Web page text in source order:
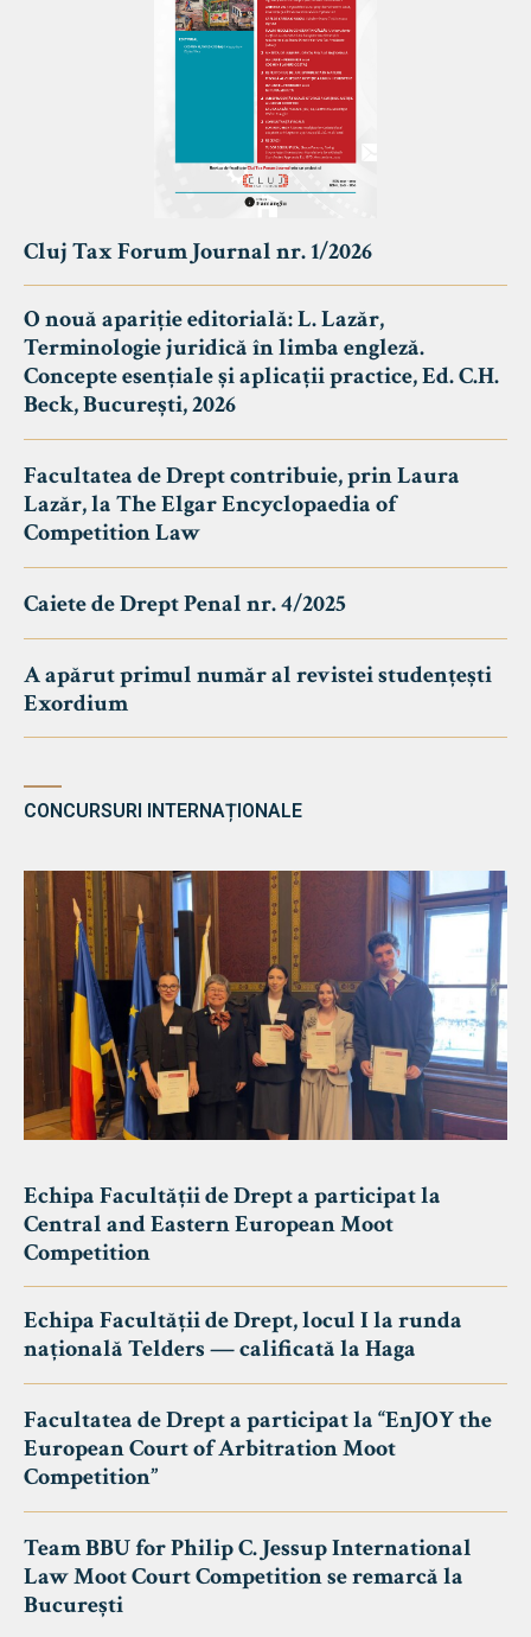
Cluj Tax Forum Journal nr. 1/2026
O nouă apariție editorială: L. Lazăr,
Terminologie juridică în limba engleză.
Concepte esențiale și aplicații practice, Ed. C.H.
Beck, București, 2026
Facultatea de Drept contribuie, prin Laura
Lazăr, la The Elgar Encyclopaedia of
Competition Law
Caiete de Drept Penal nr. 4/2025
A apărut primul număr al revistei studențești
Exordium
CONCURSURI INTERNAȚIONALE
Echipa Facultății de Drept a participat la
Central and Eastern European Moot
Competition
Echipa Facultății de Drept, locul I la runda
națională Telders — calificată la Haga
Facultatea de Drept a participat la “EnJOY the
European Court of Arbitration Moot
Competition”
Team BBU for Philip C. Jessup International
Law Moot Court Competition se remarcă la
București